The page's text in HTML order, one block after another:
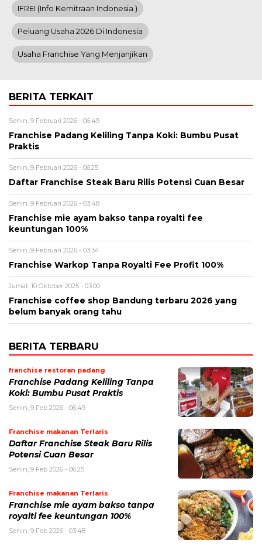
IFREI (info Kemitraan Indonesia )
Peluang Usaha 2026 Di Indonesia
Usaha Franchise Yang Menjanjikan
BERITA TERKAIT
Senin, 9 Februari 2026 - 06:49
Franchise Padang Keliling Tanpa Koki: Bumbu Pusat
Praktis
Senin, 9 Februari 2026 - 06:25
Daftar Franchise Steak Baru Rilis Potensi Cuan Besar
Senin, 9 Februari 2026 - 03:48
Franchise mie ayam bakso tanpa royalti fee
keuntungan 100%
Senin, 9 Februari 2026 - 03:34
Franchise Warkop Tanpa Royalti Fee Profit 100%
Jumat, 10 Oktober 2025 - 03:00
Franchise coffee shop Bandung terbaru 2026 yang
belum banyak orang tahu
BERITA TERBARU
franchise restoran padang
Franchise Padang Keliling Tanpa
Koki: Bumbu Pusat Praktis
Senin, 9 Feb 2026 - 06:49
Franchise makanan Terlaris
Daftar Franchise Steak Baru Rilis
Potensi Cuan Besar
Senin, 9 Feb 2026 - 06:25
Franchise makanan Terlaris
Franchise mie ayam bakso tanpa
royalti fee keuntungan 100%
Senin, 9 Feb 2026 - 03:48